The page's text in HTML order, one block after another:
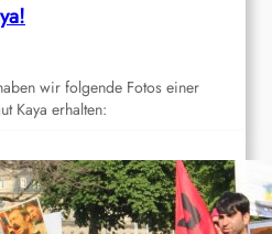
wir folgende Fotos einer
Kaya erhalten: